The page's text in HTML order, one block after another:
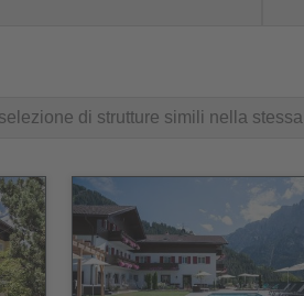
di strutture simili nella